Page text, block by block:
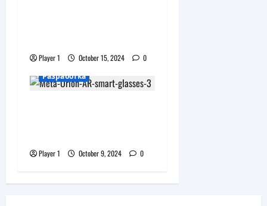
Player 1 October 15, 2024 0
Augmented Reality
Новини
Разработка
Player 1 October 9, 2024 0